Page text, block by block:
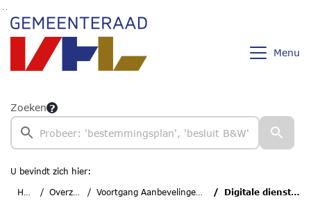
Ga naar de inhoud van deze pagina
Ga naar het zoeken
Ga naar het menu
Menu
Zoeken
U bevindt zich hier:
Home
Overzichten Voortgang Aanbevelingen Rekenkamer Digitale dienstverlening